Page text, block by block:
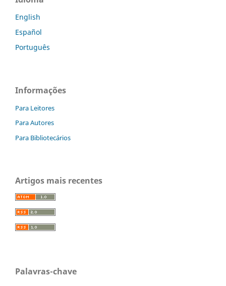
English
Español
Português
Informações
Para Leitores
Para Autores
Para Bibliotecários
Artigos mais recentes
Palavras-chave